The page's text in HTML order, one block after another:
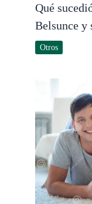
Qué
Belsunce y
Otros